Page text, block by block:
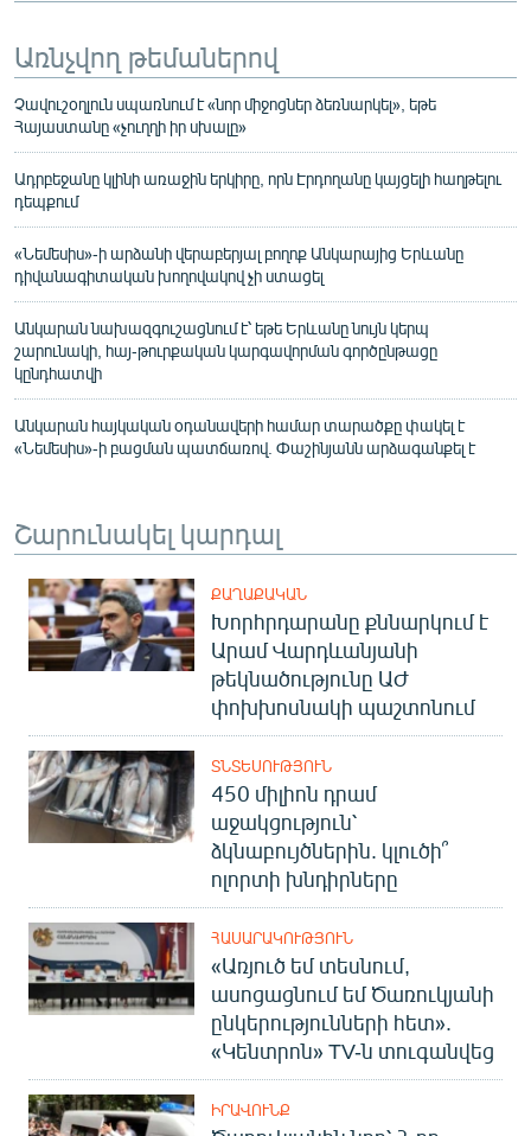
Առնչվող թեմաներով
Չավուշօղլուն սպառնում է «նոր միջոցներ ձեռնարկել», եթե
Հայաստանը «չուղղի իր սխալը»
Ադրբեջանը կլինի առաջին երկիրը, որն Էրդողանը կայցելի հաղթելու
դեպքում
«Նեմեսիս»-ի արձանի վերաբերյալ բողոք Անկարայից Երևանը
դիվանագիտական խողովակով չի ստացել
Անկարան նախազգուշացնում է՝ եթե Երևանը նույն կերպ
շարունակի, հայ-թուրքական կարգավորման գործընթացը
կընդհատվի
Անկարան հայկական օդանավերի համար տարածքը փակել է
«Նեմեսիս»-ի բացման պատճառով. Փաշինյանն արձագանքել է
Շարունակել կարդալ
ՔԱՂԱՔԱԿԱՆ
Խորհրդարանը քննարկում է
Արամ Վարդևանյանի
թեկնածությունը ԱԺ
փոխխոսնակի պաշտոնում
ՏՆՏԵՍՈՒԹՅՈՒՆ
450 միլիոն դրամ
աջակցություն՝
ձկնաբույծներին. կլուծի՞
ոլորտի խնդիրները
ՀԱՍԱՐԱԿՈՒԹՅՈՒՆ
«Առյուծ եմ տեսնում,
ասոցացնում եմ Ծառուկյանի
ընկերությունների հետ».
«Կենտրոն» TV-ն տուգանվեց
ԻՐԱՎՈՒՆՔ